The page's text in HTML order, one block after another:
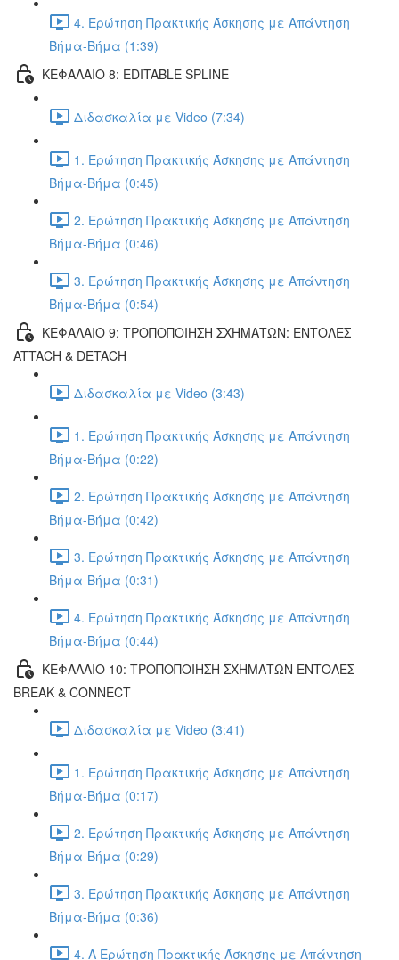
4. Ερώτηση Πρακτικής Άσκησης με Απάντηση
Βήμα-Βήμα (1:39)
ΚΕΦΑΛΑΙΟ 8: EDITABLE SPLINE
Διδασκαλία με Video (7:34)
1. Ερώτηση Πρακτικής Άσκησης με Απάντηση
Βήμα-Βήμα (0:45)
2. Ερώτηση Πρακτικής Άσκησης με Απάντηση
Βήμα-Βήμα (0:46)
3. Ερώτηση Πρακτικής Άσκησης με Απάντηση
Βήμα-Βήμα (0:54)
ΚΕΦΑΛΑΙΟ 9: ΤΡΟΠΟΠΟΙΗΣΗ ΣΧΗΜΑΤΩΝ: ΕΝΤΟΛΕΣ
ATTACH & DETACH
Διδασκαλία με Video (3:43)
1. Ερώτηση Πρακτικής Άσκησης με Απάντηση
Βήμα-Βήμα (0:22)
2. Ερώτηση Πρακτικής Άσκησης με Απάντηση
Βήμα-Βήμα (0:42)
3. Ερώτηση Πρακτικής Άσκησης με Απάντηση
Βήμα-Βήμα (0:31)
4. Ερώτηση Πρακτικής Άσκησης με Απάντηση
Βήμα-Βήμα (0:44)
ΚΕΦΑΛΑΙΟ 10: ΤΡΟΠΟΠΟΙΗΣΗ ΣΧΗΜΑΤΩΝ ΕΝΤΟΛΕΣ
BREAK & CONNECT
Διδασκαλία με Video (3:41)
1. Ερώτηση Πρακτικής Άσκησης με Απάντηση
Βήμα-Βήμα (0:17)
2. Ερώτηση Πρακτικής Άσκησης με Απάντηση
Βήμα-Βήμα (0:29)
3. Ερώτηση Πρακτικής Άσκησης με Απάντηση
Βήμα-Βήμα (0:36)
4. Α Ερώτηση Πρακτικής Άσκησης με Απάντηση